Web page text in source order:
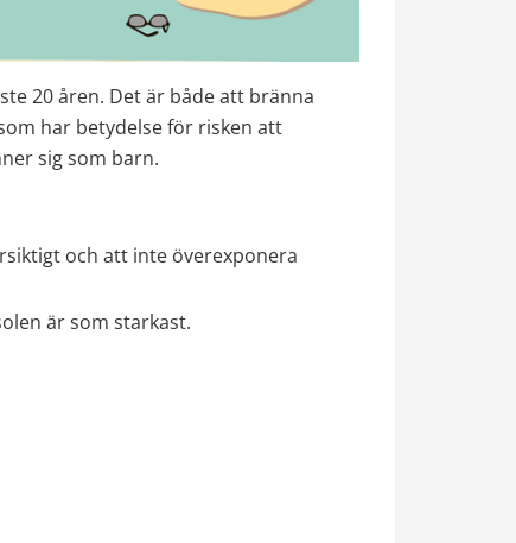
20 åren. Det är både att bränna
har betydelse för risken att
sig som barn.
och att inte överexponera
är som starkast.